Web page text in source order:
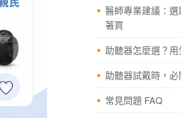
醫師專業建議：
著買
助聽器怎麼選？
助聽器試戴時，
常見問題 FAQ